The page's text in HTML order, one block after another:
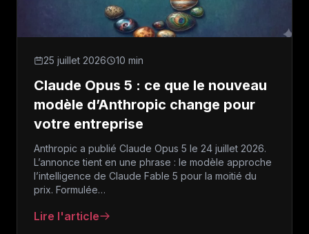
25 juillet 2026 10 min
Claude Opus 5 : ce que le nouveau
modèle d’Anthropic change pour
votre entreprise
Anthropic a publié Claude Opus 5 le 24 juillet 2026.
L’annonce tient en une phrase : le modèle approche
l’intelligence de Claude Fable 5 pour la moitié du
prix. Formulée…
Lire l'article
: Claude Opus 5 : ce que le nouveau modèle